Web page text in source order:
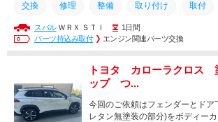
交換 修理 整備 取り付け 取付
WRXスバルＷＲＸ ＳＴＩ
1日間
パーツ持込み取付
エンジン関連パーツ交換
トヨタ カローラクロス
ップ つ...
今回のご依頼はフェンダーとドア
レタン無塗装の部分)をボディー